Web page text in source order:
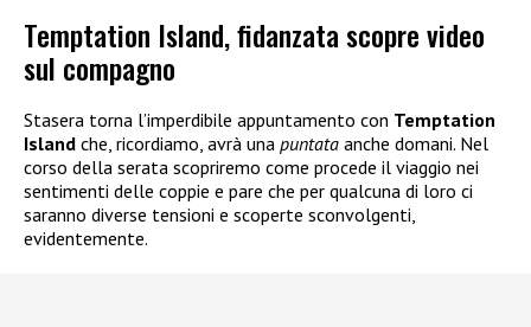
Temptation Island, fidanzata scopre video
sul compagno
Stasera torna l’imperdibile appuntamento con Temptation
Island che, ricordiamo, avrà una puntata anche domani. Nel
corso della serata scopriremo come procede il viaggio nei
sentimenti delle coppie e pare che per qualcuna di loro ci
saranno diverse tensioni e scoperte sconvolgenti,
evidentemente.